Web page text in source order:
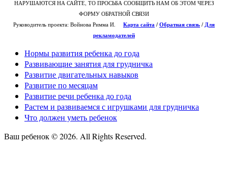
НАРУШАЮТСЯ НА САЙТЕ, ТО ПРОСЬБА СООБЩИТЬ НАМ ОБ ЭТОМ ЧЕРЕЗ
ФОРМУ ОБРАТНОЙ СВЯЗИ
Руководитель проекта: Войнова Римма И. Карта сайта / Обратная связь / Для
рекламодателей
Нормы развития ребенка до года
Развивающие занятия для грудничка
Развитие двигательных навыков
Развитие по месяцам
Развитие речи ребенка до года
Растем и развиваемся с игрушками для грудничка
Что должен уметь ребенок
Ваш ребенок © 2026. All Rights Reserved.